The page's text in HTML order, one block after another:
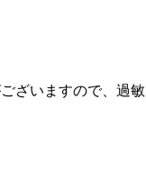
ざいますので、過